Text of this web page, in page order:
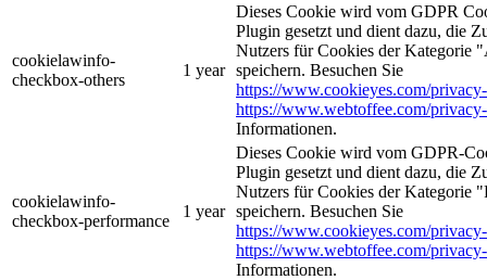
cookielawinfo-
checkbox-others
1 year
Dieses Cookie wird vom GDPR
Plugin gesetzt und dient dazu, die
Nutzers für Cookies der Kategorie
speichern. Besuchen Sie
https://www.cookieyes.com/
https://www.webtoffee.com/
Informationen.
cookielawinfo-
checkbox-performance
1 year
Dieses Cookie wird vom GDPR-
Plugin gesetzt und dient dazu, die
Nutzers für Cookies der Kategorie
speichern. Besuchen Sie
https://www.cookieyes.com/
https://www.webtoffee.com/
Informationen.